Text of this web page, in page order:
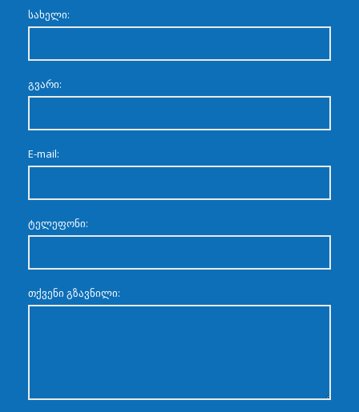
სახელი:
გვარი:
E-mail:
ტელეფონი:
თქვენი გზავნილი: